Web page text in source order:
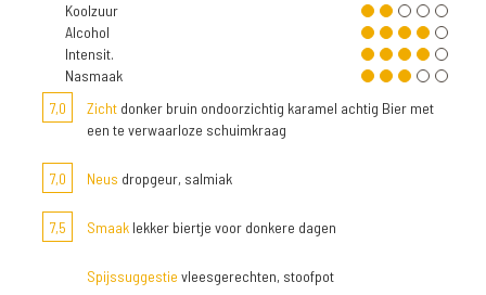
Koolzuur
Alcohol
Intensit.
Nasmaak
7,0
Zicht donker bruin ondoorzichtig karamel achtig Bier met
een te verwaarloze schuimkraag
7,0 Neus dropgeur, salmiak
7,5 Smaak lekker biertje voor donkere dagen
Spijssuggestie vleesgerechten, stoofpot